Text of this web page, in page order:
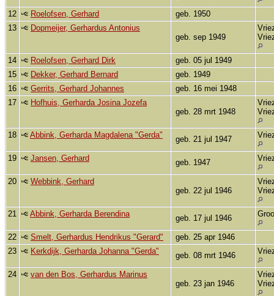
12 Roelofsen, Gerhard
geb. 1950
13
Dopmeijer, Gerhardus Antonius
geb. sep 1949
14 Roelofsen, Gerhard Dirk
geb. 05 jul 1949
15
Dekker, Gerhard Bernard
geb. 1949
16
Gerrits, Gerhard Johannes
geb. 16 mei 1948
17
Hofhuis, Gerharda Josina Jozefa
geb. 28 mrt 1948
18 Abbink, Gerharda Magdalena "Gerda" geb. 21 jul 1947
19 Jansen, Gerhard geb. 1947
20
Webbink, Gerhard
geb. 22 jul 1946
21 Abbink, Gerharda Berendina geb. 17 jul 1946
22 Smelt, Gerhardus Hendrikus "Gerard"
geb. 25 apr 1946
23
Kerkdijk, Gerharda Johanna "Gerda" geb. 08 mrt 1946
24
van den Bos, Gerhardus Marinus
geb. 23 jan 1946